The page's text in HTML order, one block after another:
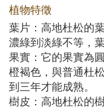
植物特徵
葉片：高地杜松的
濃綠到淡綠不等，
果實：它的果實為
橙褐色，與普通杜
到三年才能成熟。
樹皮：高地杜松的